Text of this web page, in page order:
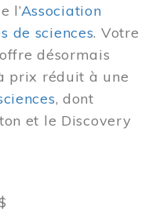
l’Association
de sciences. Votre
désormais
prix réduit à une
, dont
et le Discovery